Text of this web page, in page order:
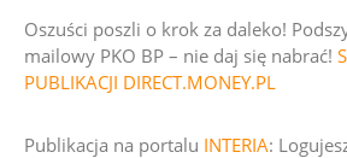
Oszuści poszli o krok za daleko!
mailowy PKO BP – nie daj się nabrać!
PUBLIKACJI DIRECT.MONEY.PL
Publikacja na portalu INTERIA: